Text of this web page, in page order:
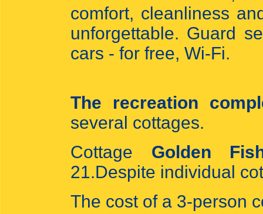
comfort, cleanliness
unforgettable. Guard
cars - for free, Wi-Fi.
The recreation
several cottages.
Cottage Golden
21.Despite individual
The cost of a 3-person